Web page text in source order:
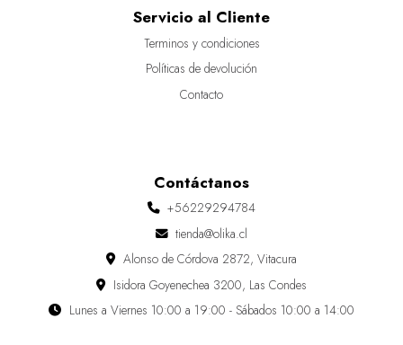
Servicio al Cliente
Terminos y condiciones
Políticas de devolución
Contacto
Contáctanos
+56229294784
tienda@olika.cl
Alonso de Córdova 2872, Vitacura
Isidora Goyenechea 3200, Las Condes
Lunes a Viernes 10:00 a 19:00 - Sábados 10:00 a 14:00